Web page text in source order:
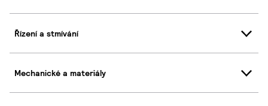
Řízení a stmívání
Mechanické a materiály